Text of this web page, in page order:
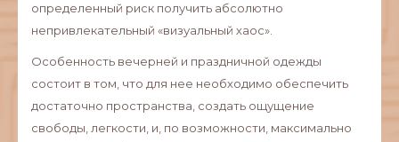
определенный риск получить абсолютно
непривлекательный «визуальный хаос».
Особенность вечерней и праздничной одежды
состоит в том, что для нее необходимо обеспечить
достаточно пространства, создать ощущение
свободы, легкости, и, по возможности, максимально